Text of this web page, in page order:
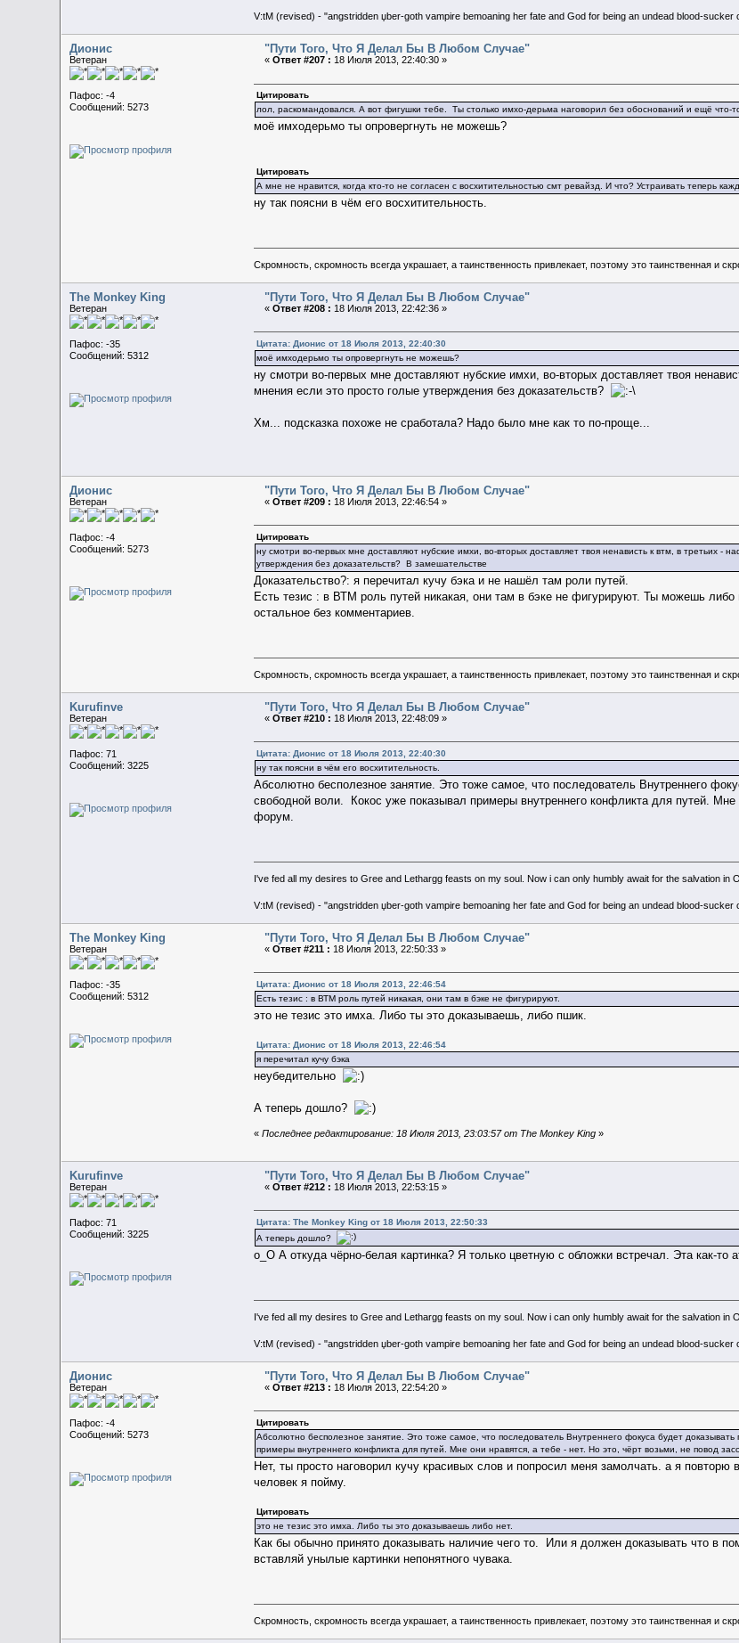
V:tM (revised) - "angstridden џber-goth vampire bemoaning her fate and God for being an undead blood-
Дионис
Ветеран
Пафос: -4
Сообщений: 5273
"Пути Того, Что Я Делал Бы В Любом Случае"
«Ответ #207 : 18 Июля 2013, 22:40:30 »
Цитировать
лол, раскомандовался. А вот фигушки тебе. Ты столько имхо-дерьма наговорил без обоснований и ещё что-
моё имходерьмо ты опровергнуть не можешь?
Цитировать
А мне не нравится, когда кто-то не согласен с восхитительностью смт ревайзд. И что? Устраивать теперь
ну так поясни в чём его восхитительность.
Скромность, скромность всегда украшает, а таинственность привлекает, поэтому это таинственная и
The Monkey King
Ветеран
Пафос: -35
Сообщений: 5312
"Пути Того, Что Я Делал Бы В Любом Случае"
«Ответ #208 : 18 Июля 2013, 22:42:36 »
Цитата: Дионис от 18 Июля 2013, 22:40:30
моё имходерьмо ты опровергнуть не можешь?
ну смотри во-первых мне доставляют нубские имхи, во-вторых доставляет твоя
мнения если это просто голые утверждения без доказательств?
Хм... подсказка похоже не сработала? Надо было мне как то по-проще...
Дионис
Ветеран
Пафос: -4
Сообщений: 5273
"Пути Того, Что Я Делал Бы В Любом Случае"
«Ответ #209 : 18 Июля 2013, 22:46:54 »
Цитировать
ну смотри во-первых мне доставляют нубские имхи, во-вторых доставляет твоя ненависть к втм, в третьих -
утверждения без доказательств? В замешательстве
Доказательство?: я перечитал кучу бэка и не нашёл там роли путей.
Есть тезис : в ВТМ роль путей никакая, они там в бэке не фигурируют. Ты можешь либо
остальное без комментариев.
Скромность, скромность всегда украшает, а таинственность привлекает, поэтому это таинственная и
Kurufinve
Ветеран
Пафос: 71
Сообщений: 3225
"Пути Того, Что Я Делал Бы В Любом Случае"
«Ответ #210 : 18 Июля 2013, 22:48:09 »
Цитата: Дионис от 18 Июля 2013, 22:40:30
ну так поясни в чём его восхитительность.
Абсолютно бесполезное занятие. Это тоже самое, что последователь Внутреннего
свободной воли. Кокос уже показывал примеры внутреннего конфликта для путей.
форум.
I've fed all my desires to Gree and Lethargg feasts on my soul. Now i can only humbly await for the salvation in
V:tM (revised) - "angstridden џber-goth vampire bemoaning her fate and God for being an undead blood-
The Monkey King
Ветеран
Пафос: -35
Сообщений: 5312
"Пути Того, Что Я Делал Бы В Любом Случае"
«Ответ #211 : 18 Июля 2013, 22:50:33 »
Цитата: Дионис от 18 Июля 2013, 22:46:54
Есть тезис : в ВТМ роль путей никакая, они там в бэке не фигурируют.
это не тезис это имха. Либо ты это доказываешь, либо пшик.
Цитата: Дионис от 18 Июля 2013, 22:46:54
я перечитал кучу бэка
неубедительно
А теперь дошло?
« Последнее редактирование: 18 Июля 2013, 23:03:57 от The Monkey King»
Kurufinve
Ветеран
Пафос: 71
Сообщений: 3225
"Пути Того, Что Я Делал Бы В Любом Случае"
«Ответ #212 : 18 Июля 2013, 22:53:15 »
Цитата: The Monkey King от 18 Июля 2013, 22:50:33
А теперь дошло?
о_О А откуда чёрно-белая картинка? Я только цветную с обложки встречал. Эта как-то
I've fed all my desires to Gree and Lethargg feasts on my soul. Now i can only humbly await for the salvation in
V:tM (revised) - "angstridden џber-goth vampire bemoaning her fate and God for being an undead blood-
Дионис
Ветеран
Пафос: -4
Сообщений: 5273
"Пути Того, Что Я Делал Бы В Любом Случае"
«Ответ #213 : 18 Июля 2013, 22:54:20 »
Цитировать
Абсолютно бесполезное занятие. Это тоже самое, что последователь Внутреннего фокуса будет
примеры внутреннего конфликта для путей. Мне они нравятся, а тебе - нет. Но это, чёрт возьми, не повод
Нет, ты просто наговорил кучу красивых слов и попросил меня замолчать. а я
человек я пойму.
Цитировать
это не тезис это имха. Либо ты это доказываешь либо нет.
Как бы обычно принято доказывать наличие чего то. Или я должен доказывать что в
вставляй унылые картинки непонятного чувака.
Скромность, скромность всегда украшает, а таинственность привлекает, поэтому это таинственная и